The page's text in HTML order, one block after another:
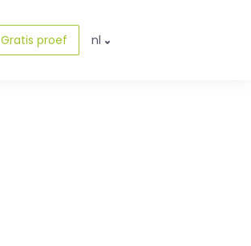
Gratis proef nl